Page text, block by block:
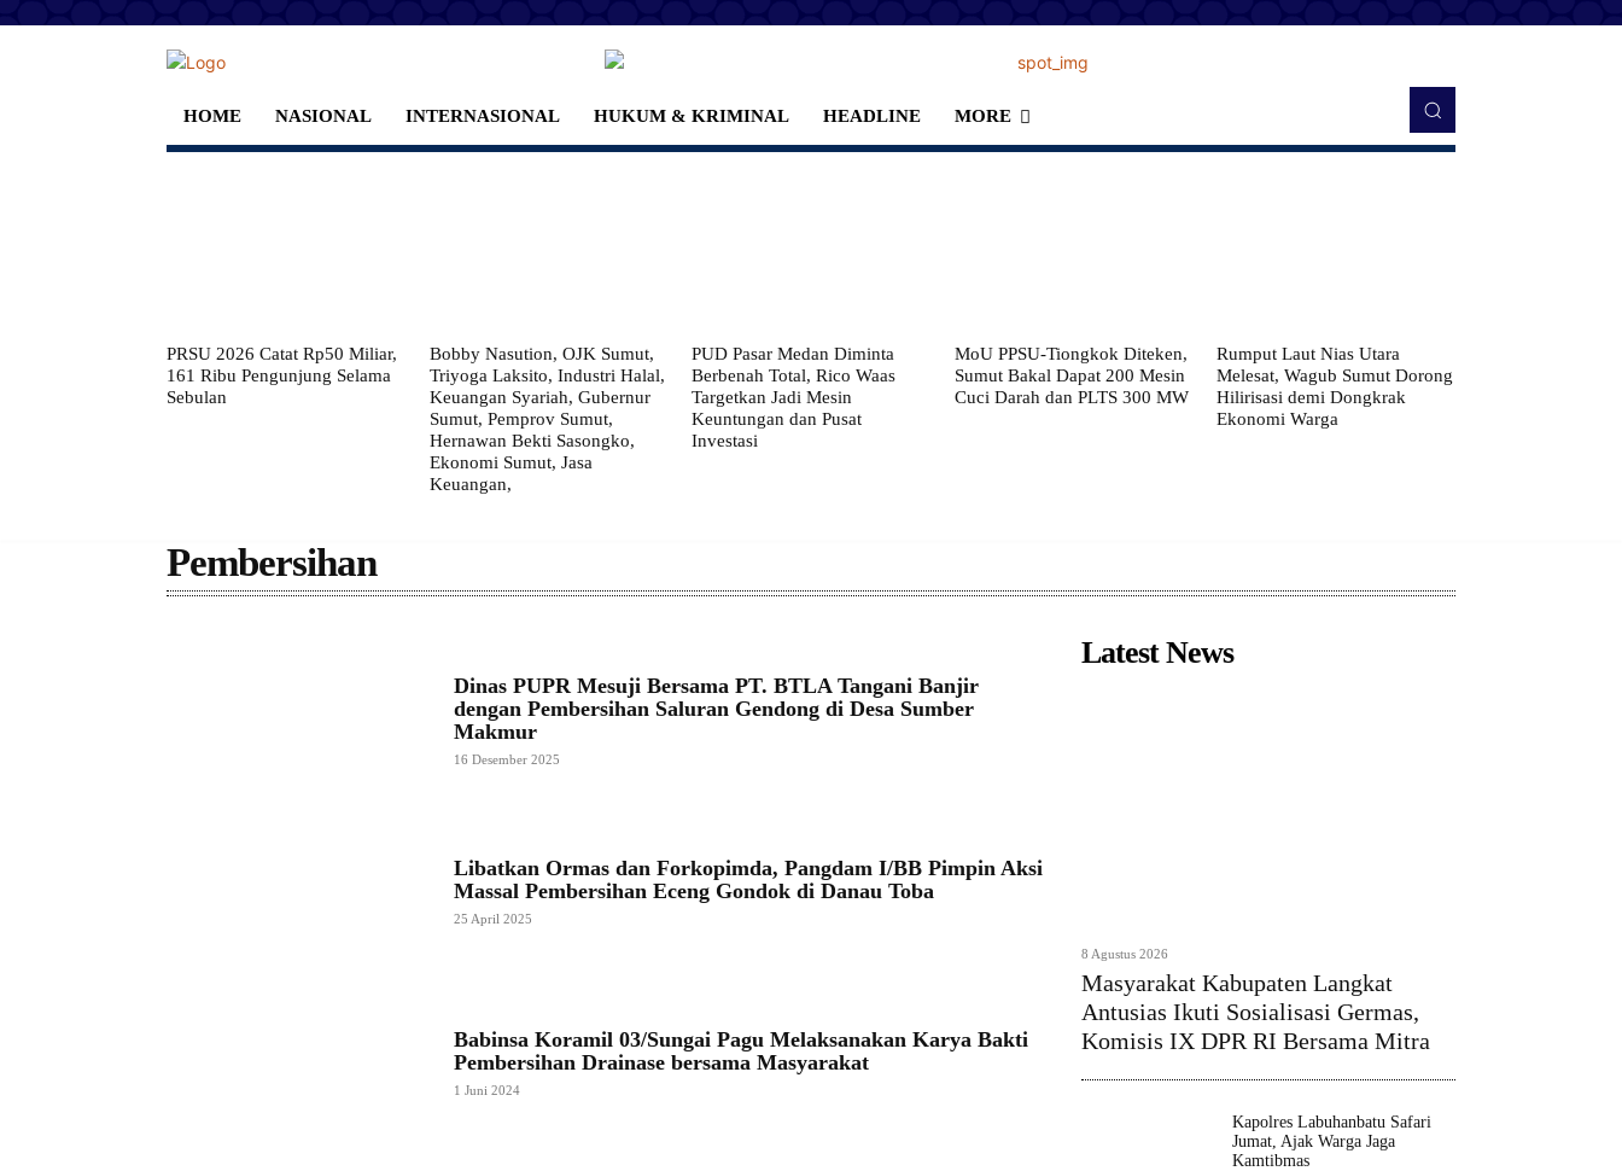
HOME NASIONAL INTERNASIONAL HUKUM & KRIMINAL HEADLINE MORE
PRSU 2026 Catat Rp50 Miliar,
161 Ribu Pengunjung Selama
Sebulan
Bobby Nasution, OJK Sumut,
Triyoga Laksito, Industri Halal,
Keuangan Syariah, Gubernur
Sumut, Pemprov Sumut,
Hernawan Bekti Sasongko,
Ekonomi Sumut, Jasa
Keuangan,
PUD Pasar Medan Diminta
Berbenah Total, Rico Waas
Targetkan Jadi Mesin
Keuntungan dan Pusat
Investasi
MoU PPSU-Tiongkok Diteken,
Sumut Bakal Dapat 200 Mesin
Cuci Darah dan PLTS 300 MW
Rumput Laut Nias Utara
Melesat, Wagub Sumut Dorong
Hilirisasi demi Dongkrak
Ekonomi Warga
Pembersihan
Dinas PUPR Mesuji Bersama PT. BTLA Tangani Banjir
dengan Pembersihan Saluran Gendong di Desa Sumber
Makmur
16 Desember 2025
Libatkan Ormas dan Forkopimda, Pangdam I/BB Pimpin Aksi
Massal Pembersihan Eceng Gondok di Danau Toba
25 April 2025
Babinsa Koramil 03/Sungai Pagu Melaksanakan Karya Bakti
Pembersihan Drainase bersama Masyarakat
1 Juni 2024
Latest News
8 Agustus 2026
Masyarakat Kabupaten Langkat
Antusias Ikuti Sosialisasi Germas,
Komisis IX DPR RI Bersama Mitra
Kapolres Labuhanbatu Safari
Jumat, Ajak Warga Jaga
Kamtibmas